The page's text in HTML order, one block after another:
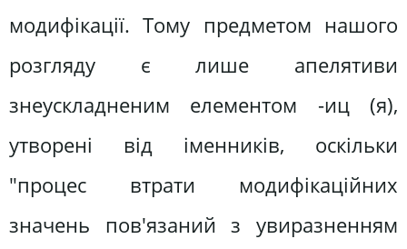
модифікації. Тому предметом нашого
розгляду є лише апелятиви
знеускладненим елементом -иц (я),
утворені від іменників, оскільки
"процес втрати модифікаційних
значень пов'язаний з увиразненням